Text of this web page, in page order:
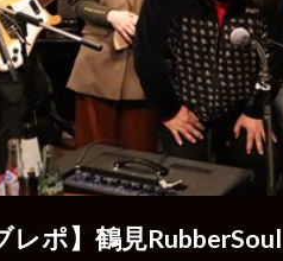
レポ】鶴見